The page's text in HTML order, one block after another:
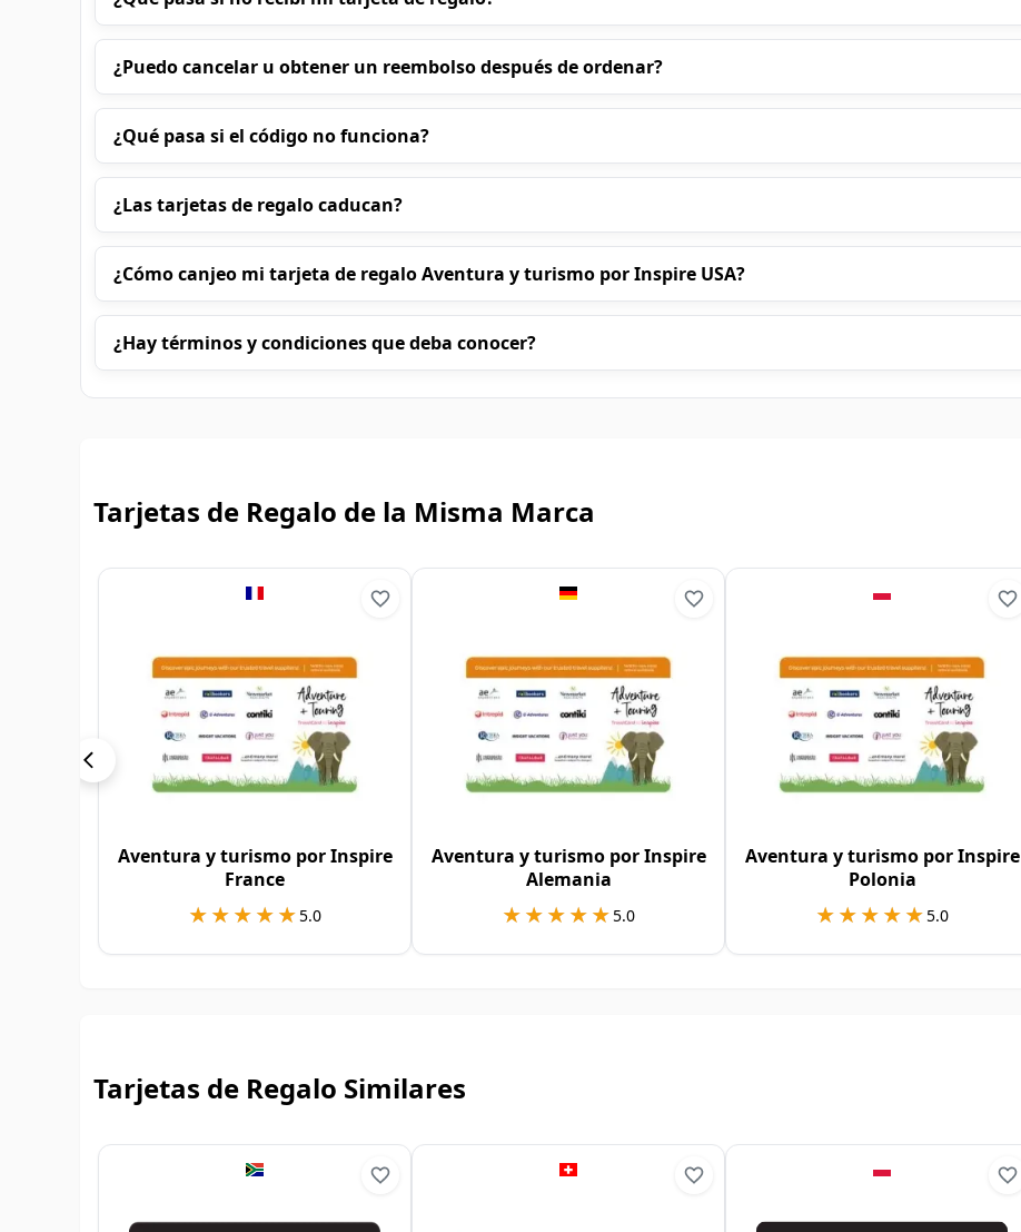
¿Puedo cancelar u obtener un reembolso después de ordenar?
¿Qué pasa si el código no funciona?
¿Las tarjetas de regalo caducan?
¿Cómo canjeo mi tarjeta de regalo Aventura y turismo por Inspire USA?
¿Hay términos y condiciones que deba conocer?
Tarjetas de Regalo de la Misma Marca
Aventura y turismo por Inspire
France
★★★★★
★★★★★5.0
Aventura y turismo por Inspire
Alemania
★★★★★
★★★★★5.0
Aventura y turismo por Inspire
Polonia
★★★★★
★★★★★5.0
Tarjetas de Regalo Similares